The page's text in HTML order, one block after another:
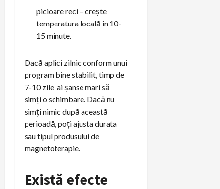
picioare reci – crește
temperatura locală în 10-
15 minute.
Dacă aplici zilnic conform unui
program bine stabilit, timp de
7-10 zile, ai șanse mari să
simți o schimbare. Dacă nu
simți nimic după această
perioadă, poți ajusta durata
sau tipul produsului de
magnetoterapie.
Există efecte